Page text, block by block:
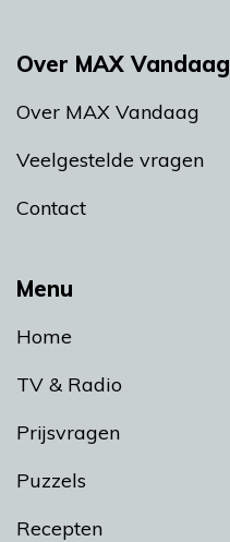
Menu
Home
TV & Radio
Prijsvragen
Puzzels
Recepten
Over MAX Vandaag
Over MAX Vandaag
Veelgestelde vragen
Contact